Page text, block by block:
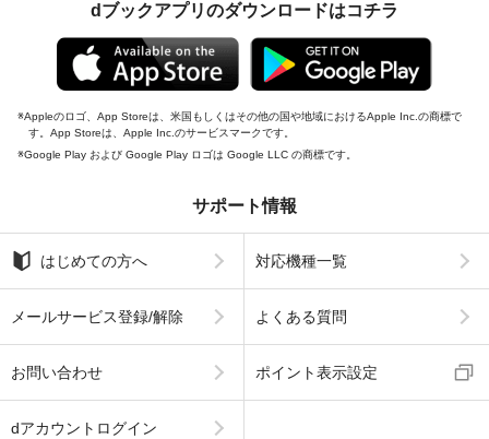
dブックアプリのダウンロードはコチラ
Appleのロゴ、App Storeは、米国もしくはその他の国や地域におけるApple Inc.の商標で
す。App Storeは、Apple Inc.のサービスマークです。
Google Play および Google Play ロゴは Google LLC の商標です。
サポート情報
はじめての方へ 対応機種一覧
メールサービス登録/解除 よくある質問
お問い合わせ ポイント表示設定
dアカウントログイン